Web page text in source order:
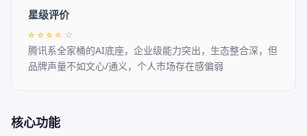
星级评价
⭐ ⭐ ⭐ ⭐ ☆
腾讯系全家桶的AI底座，企业级能力突出，生态整合深，但
品牌声量不如文心/通义，个人市场存在感偏弱
核心功能